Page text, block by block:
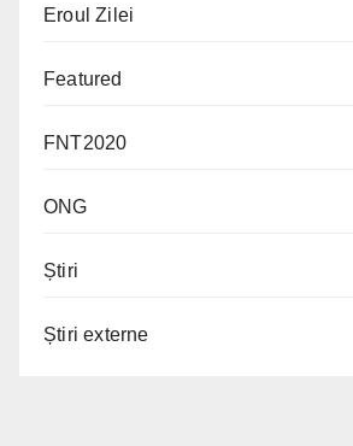
Eroul Zilei
Featured
FNT2020
ONG
Știri
Știri externe